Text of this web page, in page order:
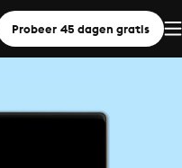
Probeer 45 dagen gratis